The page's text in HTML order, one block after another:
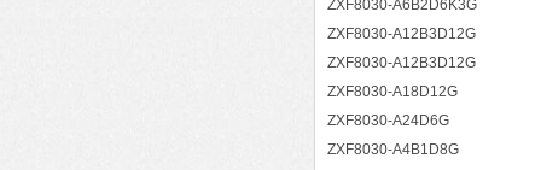
ZXF8030-A6B2D6K3G
ZXF8030-A12B3D12G
ZXF8030-A12B3D12G
ZXF8030-A18D12G
ZXF8030-A24D6G
ZXF8030-A4B1D8G